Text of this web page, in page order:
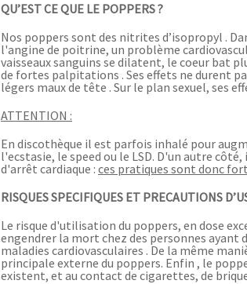
QU’EST CE QUE LE POPPERS ?
Nos poppers sont des nitrites d’isopropyl .
l'angine de poitrine, un problème
vaisseaux sanguins se dilatent, le coeur bat
de fortes palpitations . Ses effets ne durent
légers maux de tête . Sur le plan sexuel,
ATTENTION :
En discothèque il est parfois inhalé pour
l'ecstasie, le speed ou le LSD. D'un autre
d'arrêt cardiaque : ces pratiques sont donc
RISQUES SPECIFIQUES ET PRECAUTIONS
Le risque d'utilisation du poppers, en dose
engendrer la mort chez des personnes ayant
maladies cardiovasculaires . De la même
principale externe du poppers. Enfin , le
existent, et au contact de cigarettes, de